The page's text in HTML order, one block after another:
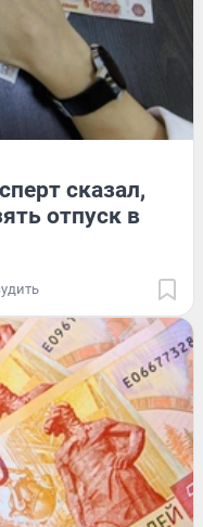
сказал,
отпуск в